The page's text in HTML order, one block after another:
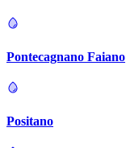
Pontecagnano Faiano
Positano